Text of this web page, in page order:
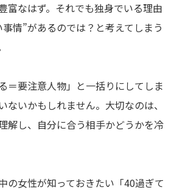
富なはず。それでも独身でいる理由
情”があるのでは？と考えてしまう
＝要注意人物」と一括りにしてしま
ないかもしれません。大切なのは、
解し、自分に合う相手かどうかを冷
の女性が知っておきたい「40過ぎて